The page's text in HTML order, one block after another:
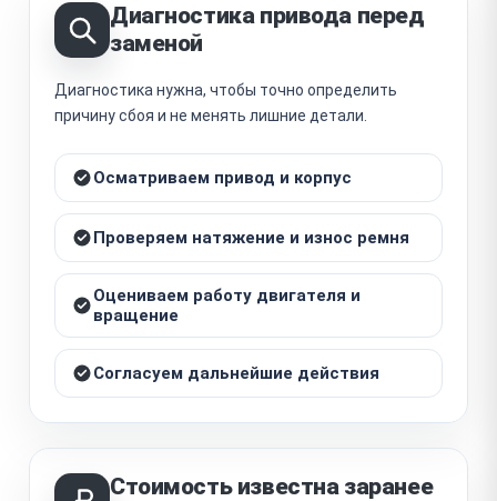
Диагностика привода перед
заменой
Диагностика нужна, чтобы точно определить
причину сбоя и не менять лишние детали.
Осматриваем привод и корпус
Проверяем натяжение и износ ремня
Оцениваем работу двигателя и
вращение
Согласуем дальнейшие действия
Стоимость известна заранее